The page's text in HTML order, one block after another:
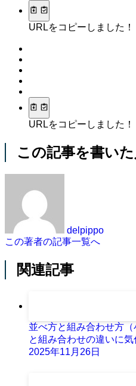
URLをコピーしました！
URLをコピーしました！
この記事を書いた
delpippo
この著者の記事一覧へ
関連記事
並べ方と組み合わせ方
と組み合わせの違いに気
2025年11月26日